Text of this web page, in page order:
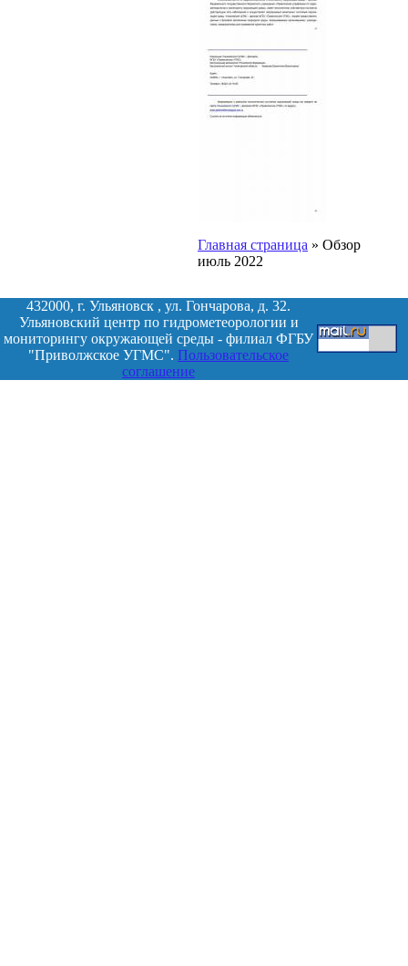
Главная страница » Обзор
июль 2022
432000, г. Ульяновск , ул. Гончарова, д. 32.
Ульяновский центр по гидрометеорологии и
мониторингу окружающей среды - филиал ФГБУ
"Приволжское УГМС". Пользовательское
соглашение